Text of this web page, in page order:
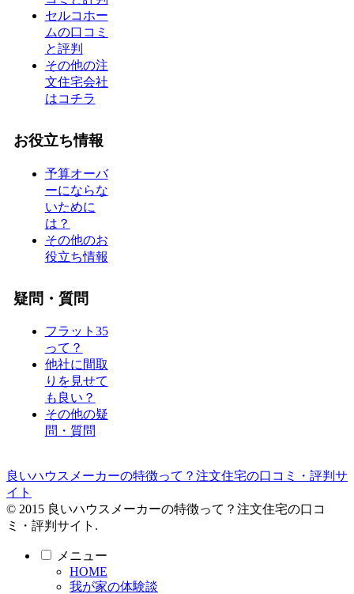
セルコホー
ムの口コミ
と評判
その他の注
文住宅会社
はコチラ
お役立ち情報
予算オーバ
ーにならな
いために
は？
その他のお
役立ち情報
疑問・質問
フラット35
って？
他社に間取
りを見せて
も良い？
その他の疑
問・質問
良いハウスメーカーの特徴って？注文住宅の口コミ・評判サ
イト
© 2015 良いハウスメーカーの特徴って？注文住宅の口コ
ミ・評判サイト.
メニュー
HOME
我が家の体験談